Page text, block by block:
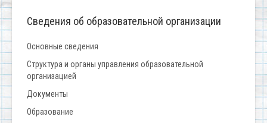
Сведения об образовательной организации
Основные сведения
Структура и органы управления образовательной
организацией
Документы
Образование